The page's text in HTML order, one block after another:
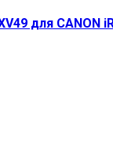
для CANON